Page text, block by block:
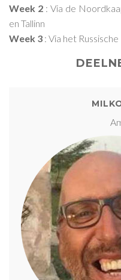
Week 2 : Via de
en Tallinn
Week 3 : Via het